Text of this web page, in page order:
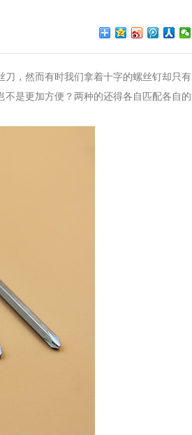
，然而有时我们拿着十字的螺丝钉却只有
不是更加方便？两种的还得各自匹配各自的